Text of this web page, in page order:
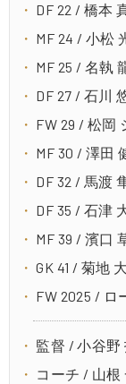
DF 22 / 橋本
MF 24 / 小松
MF 25 / 名執
DF 27 / 石川
FW 29 / 松岡
MF 30 / 澤田
DF 32 / 馬渡
DF 35 / 石津
MF 39 / 濱口
GK 41 / 菊地
FW 2025 / ロ
監督 / 小谷野
コーチ / 山根